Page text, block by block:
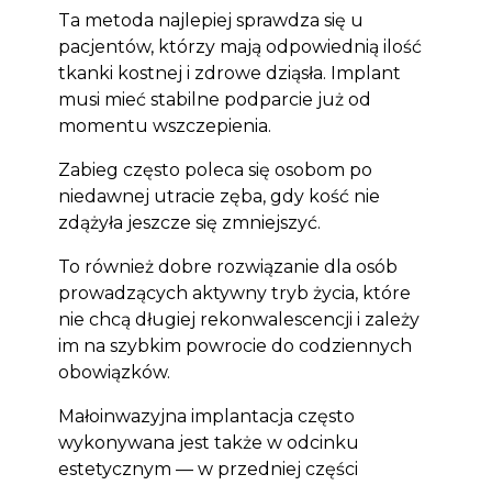
Ta metoda najlepiej sprawdza się u
pacjentów, którzy mają odpowiednią ilość
tkanki kostnej i zdrowe dziąsła. Implant
musi mieć stabilne podparcie już od
momentu wszczepienia.
Zabieg często poleca się osobom po
niedawnej utracie zęba, gdy kość nie
zdążyła jeszcze się zmniejszyć.
To również dobre rozwiązanie dla osób
prowadzących aktywny tryb życia, które
nie chcą długiej rekonwalescencji i zależy
im na szybkim powrocie do codziennych
obowiązków.
Małoinwazyjna implantacja często
wykonywana jest także w odcinku
estetycznym — w przedniej części